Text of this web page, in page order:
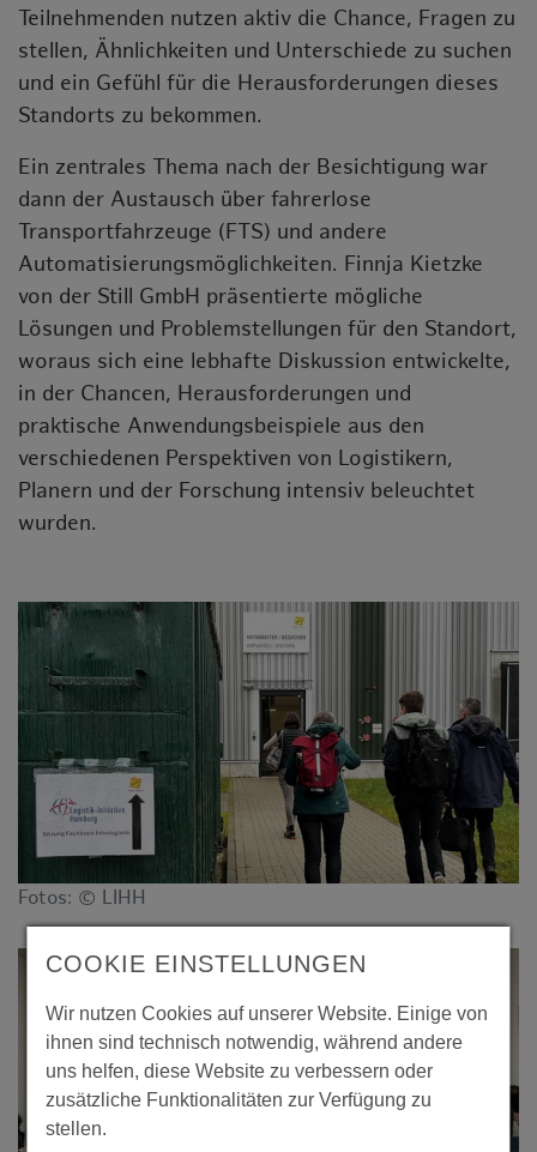
COOKIE EINSTELLUNGEN
Wir nutzen Cookies auf unserer Website. Einige von
ihnen sind technisch notwendig, während andere
uns helfen, diese Website zu verbessern oder
zusätzliche Funktionalitäten zur Verfügung zu
stellen.
Teilnehmenden nutzen aktiv die Chance, Fragen zu
stellen, Ähnlichkeiten und Unterschiede zu suchen
und ein Gefühl für die Herausforderungen dieses
Standorts zu bekommen.
Ein zentrales Thema nach der Besichtigung war
dann der Austausch über fahrerlose
Transportfahrzeuge (FTS) und andere
Automatisierungsmöglichkeiten. Finnja Kietzke
von der Still GmbH präsentierte mögliche
Lösungen und Problemstellungen für den Standort,
woraus sich eine lebhafte Diskussion entwickelte,
in der Chancen, Herausforderungen und
praktische Anwendungsbeispiele aus den
verschiedenen Perspektiven von Logistikern,
Planern und der Forschung intensiv beleuchtet
wurden.
Fotos: © LIHH